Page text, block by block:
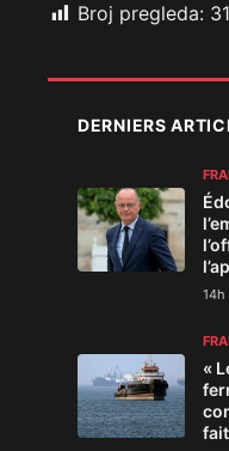
Broj pregleda:
DERNIERS
14h
«